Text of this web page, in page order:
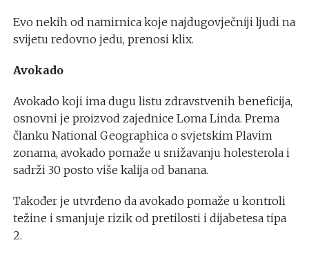
Evo nekih od namirnica koje najdugovječniji ljudi na
svijetu redovno jedu, prenosi klix.
Avokado
Avokado koji ima dugu listu zdravstvenih beneficija,
osnovni je proizvod zajednice Loma Linda. Prema
članku National Geographica o svjetskim Plavim
zonama, avokado pomaže u snižavanju holesterola i
sadrži 30 posto više kalija od banana.
Također je utvrđeno da avokado pomaže u kontroli
težine i smanjuje rizik od pretilosti i dijabetesa tipa
2.